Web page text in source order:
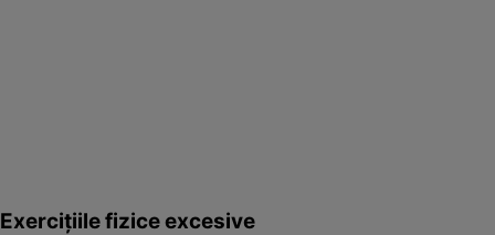
Exerciţiile fizice excesive